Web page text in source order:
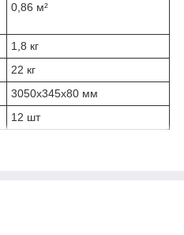
0,86 м²
1,8 кг
22 кг
3050х345х80 мм
12 шт